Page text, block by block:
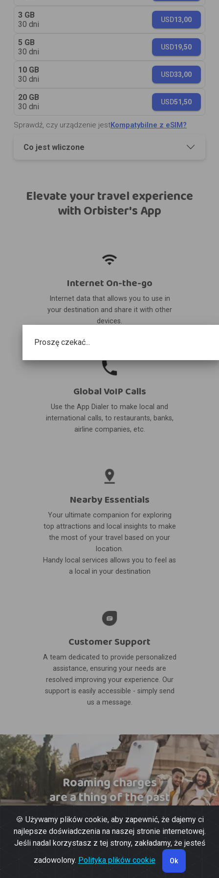
Proszę czekać...
3 GB
30 dni
USD13,00
5 GB
30 dni
USD19,50
10 GB
30 dni
USD33,00
20 GB
30 dni
USD51,50
Sprawdź, czy urządzenie jestKompatybilne z eSIM?
Co jest wliczone
Elevate your travel experience
with Orbister's App
Internet On-the-go
Internet data that allows you to use in
your destination and share it with other
devices.
Global VoIP Calls
Use the App Dialer to make local and
international calls, to restaurants, banks,
airline companies, etc.
Nearby Essentials
Your ultimate companion for exploring
top attractions and local insights to make
the most of your travel based on your
location.
Handy local services allows you to feel as
a local in your destination
Customer Support
A team dedicated to provide personalized
assistance, ensuring your needs are
resolved improving your experience. Our
support is easily accessible - simply send
us a message.
Roaming charges
are a thing of the past
🍪 Używamy plików cookie, aby zapewnić, że dajemy ci
najlepsze doświadczenia na naszej stronie internetowej.
Jeśli nadal korzystasz z tej strony, zakładamy, że jesteś
zadowolony. Polityka plików cookie Ok